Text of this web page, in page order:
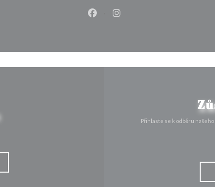
Facebook ((otevře se v novém
Instagram ((otevře se v
Přihlaste se k odběru